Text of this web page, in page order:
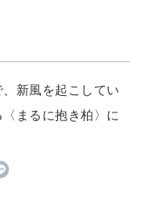
新風を起こしてい
まるに抱き柏〉に